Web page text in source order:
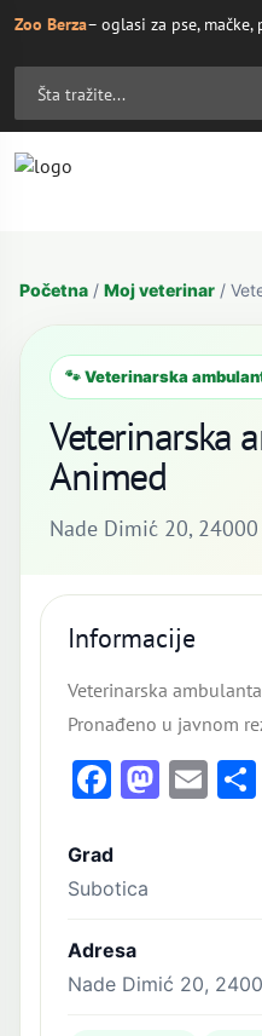
Zoo Berza– oglasi za pse, mačke,
Početna / Moj veterinar /
🐾 Veterinarska
Veterinarska
Animed
Nade Dimić 20,
Informacije
Veterinarska
Pronađeno u javnom
Grad
Subotica
Adresa
Nade Dimić 20,